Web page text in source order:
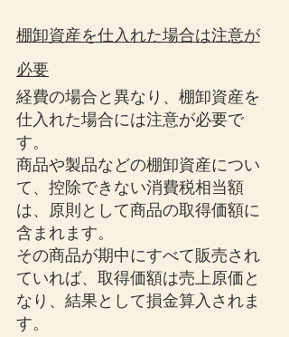
棚卸資産を仕入れた場合は注意が
必要
経費の場合と異なり、棚卸資産を
仕入れた場合には注意が必要で
す。
商品や製品などの棚卸資産につい
て、控除できない消費税相当額
は、原則として商品の取得価額に
含まれます。
その商品が期中にすべて販売され
ていれば、取得価額は売上原価と
なり、結果として損金算入されま
す。